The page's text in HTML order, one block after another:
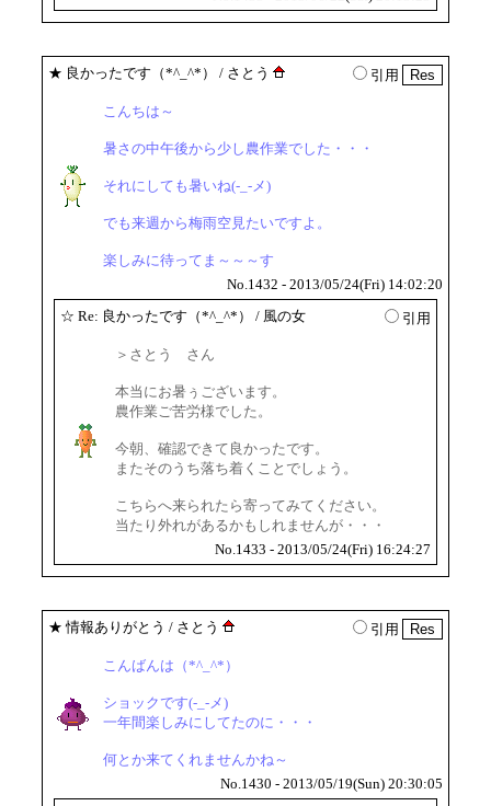
★ 良かったです（*^_^*） / さとう 引用
こんちは～
暑さの中午後から少し農作業でした・・・
それにしても暑いね(-_-メ)
でも来週から梅雨空見たいですよ。
楽しみに待ってま～～～す
No.1432 - 2013/05/24(Fri) 14:02:20
☆ Re: 良かったです（*^_^*） / 風の女 引用
＞さとう さん
本当にお暑ぅございます。
農作業ご苦労様でした。
今朝、確認できて良かったです。
またそのうち落ち着くことでしょう。
こちらへ来られたら寄ってみてください。
当たり外れがあるかもしれませんが・・・
No.1433 - 2013/05/24(Fri) 16:24:27
★ 情報ありがとう / さとう 引用
こんばんは（*^_^*）
ショックです(-_-メ)
一年間楽しみにしてたのに・・・
何とか来てくれませんかね～
No.1430 - 2013/05/19(Sun) 20:30:05